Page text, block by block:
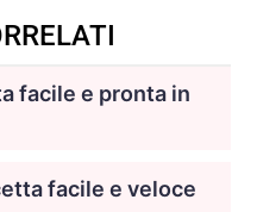
facile e pronta in
facile e veloce